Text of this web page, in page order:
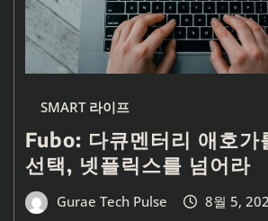
SMART 라이프
Fubo: 다큐멘터리 애호가
선택, 넷플릭스를 넘어라
Gurae Tech Pulse 8월 5,